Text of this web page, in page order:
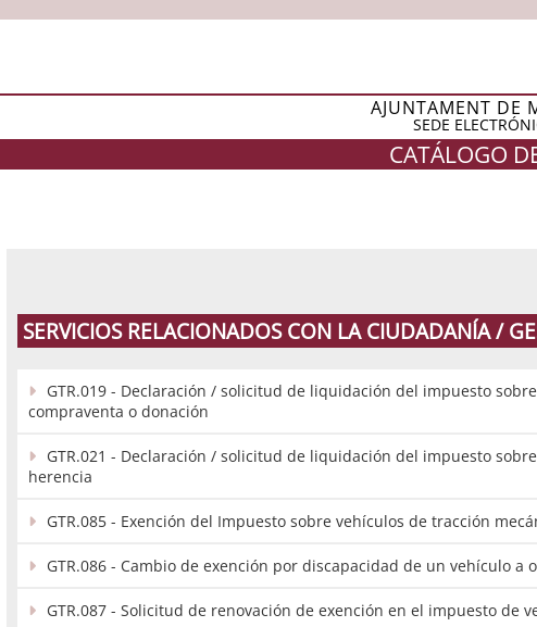
SEDE
AJUNTAMENT DE
CATÁLOGO
SERVICIOS RELACIONADOS CON LA CIUDADANÍA /
GTR.019 - Declaración / solicitud de liquidación del impuesto
compraventa o donación
GTR.021 - Declaración / solicitud de liquidación del impuesto
herencia
GTR.085 - Exención del Impuesto sobre vehículos de tracción
GTR.086 - Cambio de exención por discapacidad de un vehículo a
GTR.087 - Solicitud de renovación de exención en el impuesto de